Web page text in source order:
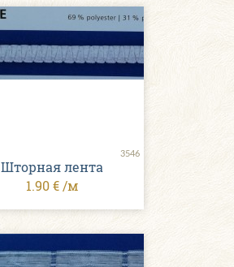
3546
Шторная лента
1.90 € /м